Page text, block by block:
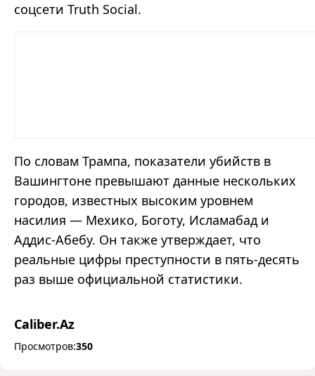
соцсети Truth Social.
По словам Трампа, показатели убийств в
Вашингтоне превышают данные нескольких
городов, известных высоким уровнем
насилия — Мехико, Боготу, Исламабад и
Аддис-Абебу. Он также утверждает, что
реальные цифры преступности в пять-десять
раз выше официальной статистики.
Caliber.Az
Просмотров:350